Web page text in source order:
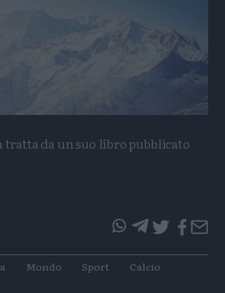
tratta da un suo libro pubblicato
articoloarticolo
Mondo Sport
Calcio